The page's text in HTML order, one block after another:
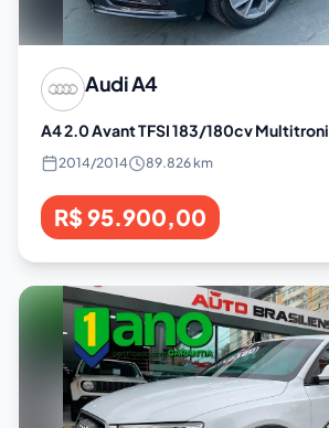
AudiA4
A4 2.0 Avant TFSI 183/180cv Multitroni
2014/2014 89.826 km
R$ 95.900,00